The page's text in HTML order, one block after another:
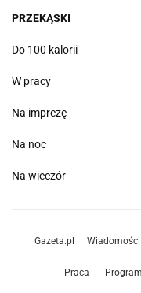
PRZEKĄSKI
Do 100 kalorii
W pracy
Na imprezę
Na noc
Na wieczór
Gazeta.pl Wiadomości
Praca